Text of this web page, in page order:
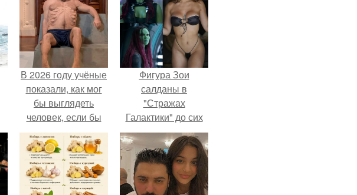
В 2026 году учёные
показали, как мог
бы выглядеть
человек, если бы
его тело
эволюционировало
специально для
выживания в
автокатастpoфах.
Фигура Зои
салданы в
"Стражах
Галактики" до сих
пор вызывает
восхищение.